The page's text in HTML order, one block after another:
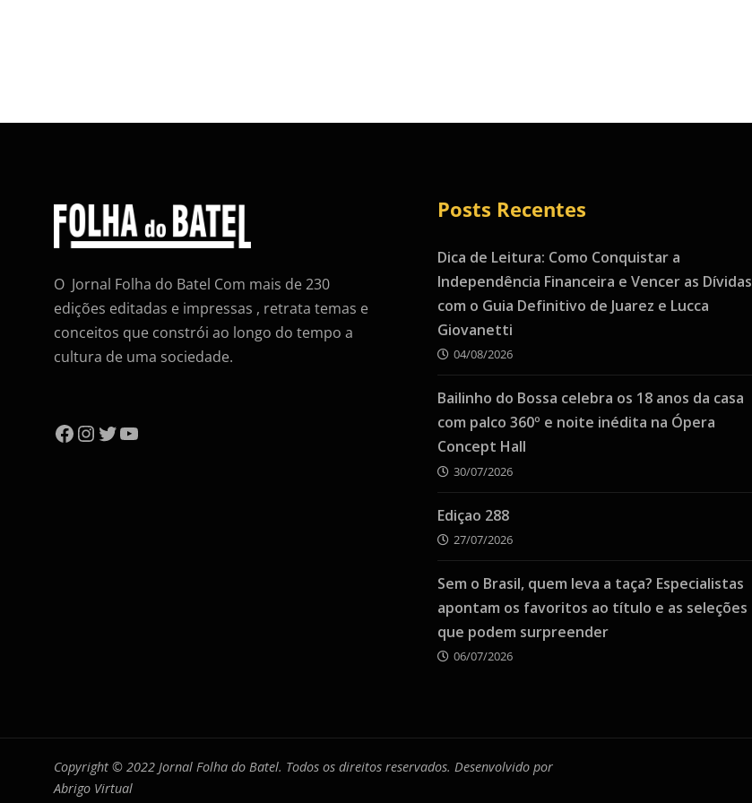
O Jornal Folha do Batel Com mais de 230
edições editadas e impressas , retrata temas e
conceitos que constrói ao longo do tempo a
cultura de uma sociedade.
Facebook
Instagram
Twitter
YouTube
Posts Recentes
Dica de Leitura: Como Conquistar a
Independência Financeira e Vencer as Dívidas
com o Guia Definitivo de Juarez e Lucca
Giovanetti
04/08/2026
Bailinho do Bossa celebra os 18 anos da casa
com palco 360º e noite inédita na Ópera
Concept Hall
30/07/2026
Ediçao 288
27/07/2026
Sem o Brasil, quem leva a taça? Especialistas
apontam os favoritos ao título e as seleções
que podem surpreender
06/07/2026
Copyright © 2022 Jornal Folha do Batel. Todos os direitos reservados. Desenvolvido por
Abrigo Virtual